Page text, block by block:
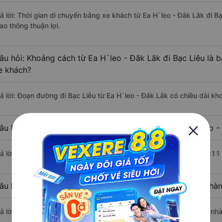
lời: Thời gian di chuyển bằng xe khách từ Ea H`leo - Đắk Lắk đi
thông thuận lợi.
hỏi: Khoảng cách từ Ea H`leo - Đắk Lắk đi Bạc Liêu là
khách?
lời: Đoạn đường đi Bạc Liêu từ Ea H`leo - Đắk Lắk có chiều dài
hỏi: Mỗi ngày có bao nhiêu chuyến xe khách Ea H`leo
lời: Trung bình mỗi ngày có khoảng 2 chuyến xe bắt đầu từ
hỏi: Nhà xe đi Ea H`leo - Đắk Lắk Bạc Liêu nào khởi
lời: Chuyến xe có giờ xuất phát sớm nhất vào lúc 16:11 là của